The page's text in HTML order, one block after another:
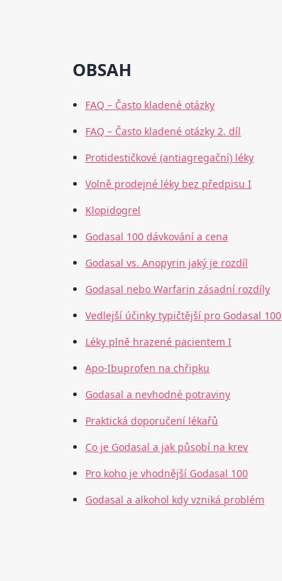
OBSAH
FAQ – Často kladené otázky
FAQ – Často kladené otázky 2. díl
Protidestičkové (antiagregační) léky
Volně prodejné léky bez předpisu I
Klopidogrel
Godasal 100 dávkování a cena
Godasal vs. Anopyrin jaký je rozdíl
Godasal nebo Warfarin zásadní rozdíly
Vedlejší účinky typičtější pro Godasal 100
Léky plně hrazené pacientem I
Apo-Ibuprofen na chřipku
Godasal a nevhodné potraviny
Praktická doporučení lékařů
Co je Godasal a jak působí na krev
Pro koho je vhodnější Godasal 100
Godasal a alkohol kdy vzniká problém